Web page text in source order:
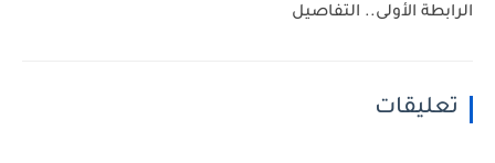
الرابطة الأولى.. التفاصيل
تعليقات